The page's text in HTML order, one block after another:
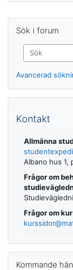
Sök i forum
Sök
Avancerad
Kontakt
Allmänna
Albano hus 1,
Frågor om
Frågor om
Kommande